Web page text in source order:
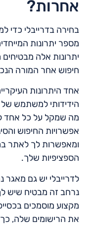
אחרות?
בחירה בדרייבלי כדי
מספר יתרונות
יתרונות אלה מבטיחים
חיפוש אחר המורה
אחד היתרונות
הידידותי למשתמש
מה שמקל על כל אחד
אפשרויות החיפוש
ומאפשרות לך לאתר
הספציפיות שלך.
לדרייבלי יש גם מאגר
נרחב זה מבטיח שיש
מקצוע מוסמכים
את הרישומים שלה,